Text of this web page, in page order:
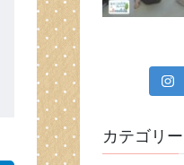
カテゴリー